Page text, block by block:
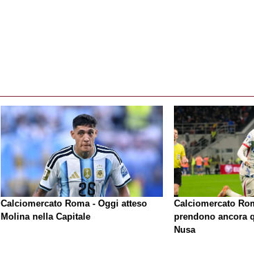
Calciomercato Roma - Oggi atteso
Molina nella Capitale
Calciomercato
prendono ancora
Nusa